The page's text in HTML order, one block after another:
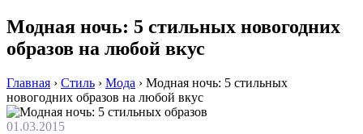
Модная ночь: 5 стильных новогодних
образов на любой вкус
Главная › Стиль › Мода › Модная ночь: 5 стильных
новогодних образов на любой вкус
01.03.2015